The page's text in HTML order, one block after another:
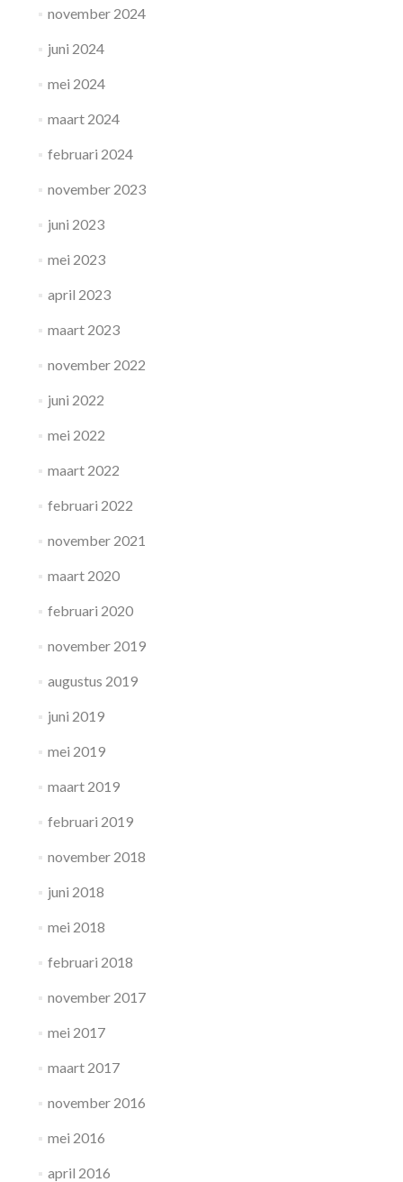
november 2024
juni 2024
mei 2024
maart 2024
februari 2024
november 2023
juni 2023
mei 2023
april 2023
maart 2023
november 2022
juni 2022
mei 2022
maart 2022
februari 2022
november 2021
maart 2020
februari 2020
november 2019
augustus 2019
juni 2019
mei 2019
maart 2019
februari 2019
november 2018
juni 2018
mei 2018
februari 2018
november 2017
mei 2017
maart 2017
november 2016
mei 2016
april 2016